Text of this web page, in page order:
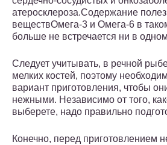
атеросклероза.Содержание
веществОмега-3 и Омега-6 в
больше не встречается ни в
Следует учитывать, в речной
мелких костей, поэтому
вариант приготовления, чтобы
нежными. Независимо от того,
выберете, надо правильно
Конечно, перед приготовлением